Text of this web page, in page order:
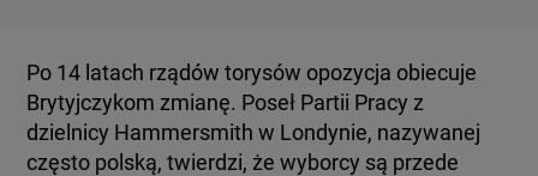
Po 14 latach rządów torysów opozycja obiecuje
Brytyjczykom zmianę. Poseł Partii Pracy z
dzielnicy Hammersmith w Londynie, nazywanej
często polską, twierdzi, że wyborcy są przede